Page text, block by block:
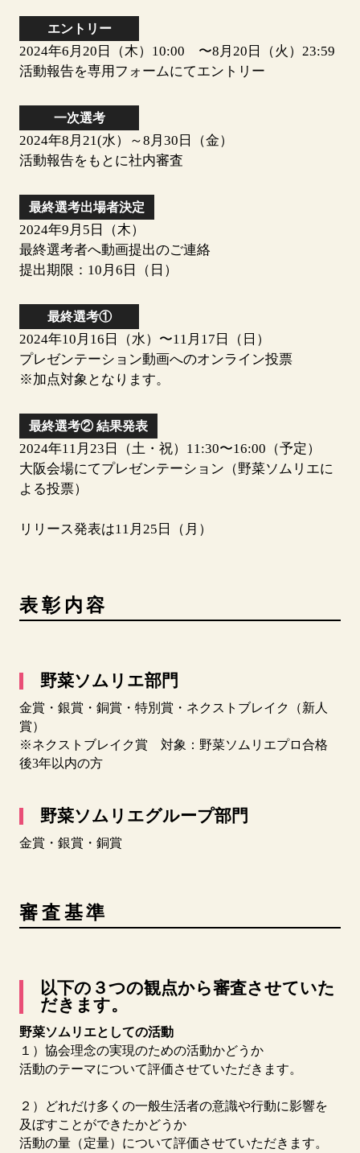
エントリー
2024年6月20日（木）10:00 〜8月20日（火）23:59
活動報告を専用フォームにてエントリー
一次選考
2024年8月21(水）～8月30日（金）
活動報告をもとに社内審査
最終選考出場者決定
2024年9月5日（木）
最終選考者へ動画提出のご連絡
提出期限：10月6日（日）
最終選考①
2024年10月16日（水）〜11月17日（日）
プレゼンテーション動画へのオンライン投票
※加点対象となります。
最終選考② 結果発表
2024年11月23日（土・祝）11:30〜16:00（予定）
大阪会場にてプレゼンテーション（野菜ソムリエに
よる投票）
リリース発表は11月25日（月）
表彰内容
野菜ソムリエ部門
金賞・銀賞・銅賞・特別賞・ネクストブレイク（新人
賞）
※ネクストブレイク賞 対象：野菜ソムリエプロ合格
後3年以内の方
野菜ソムリエグループ部門
金賞・銀賞・銅賞
審査基準
以下の３つの観点から審査させていた
だきます。
野菜ソムリエとしての活動
１）協会理念の実現のための活動かどうか
活動のテーマについて評価させていただきます。
２）どれだけ多くの一般生活者の意識や行動に影響を
及ぼすことができたかどうか
活動の量（定量）について評価させていただきます。